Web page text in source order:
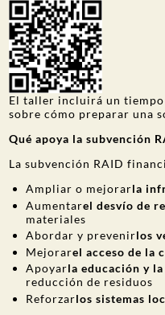
El taller incluirá un
sobre cómo preparar una
Qué apoya la subvención
La subvención RAID
Ampliar o mejorarla
Aumentarel desvío de
materiales
Abordar y prevenirlos
Mejorarel acceso de la
Apoyarla educación y
reducción de residuos
Reforzarlos sistemas